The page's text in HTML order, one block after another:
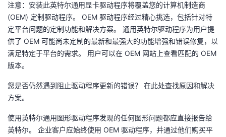
我
的
课
程
我
的
认
我
的
验
我
收
的
技
术
支
我
的
云
声
议
注意：安装此英特尔通用显卡驱动程序将覆盖您的计算机制造商
(OEM) 定制驱动程序。 OEM 驱动程序经过精心挑选，包括针对特
定平台问题的定制功能和解决方案。 通用英特尔驱动程序为用户提
供了 OEM 可能尚未定制的最新和最强大的功能增强和错误修复，以
满足特定于平台的需求。 用户可以在 OEM 网站上查看匹配的 OEM
版本。
您是否仍然遇到阻止驱动程序更新的错误？ 在此处查找原因和解决
方案。
使用英特尔通用图形驱动程序发现的任何图形问题都应直接报告给
英特尔。 企业客户应始终使用 OEM 驱动程序，并通过他们购买平